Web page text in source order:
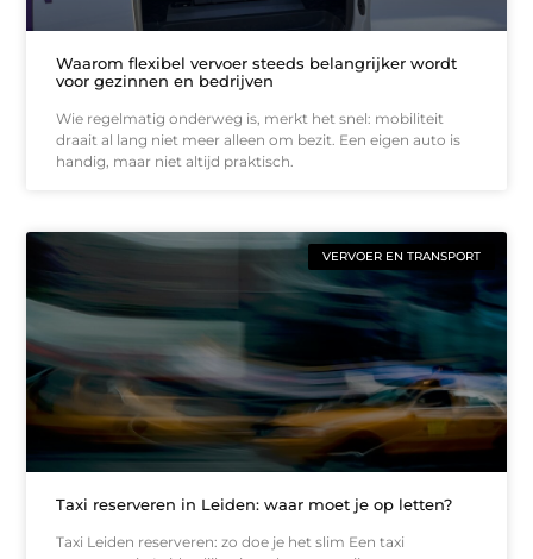
Waarom flexibel vervoer steeds belangrijker wordt
voor gezinnen en bedrijven
Wie regelmatig onderweg is, merkt het snel: mobiliteit
draait al lang niet meer alleen om bezit. Een eigen auto is
handig, maar niet altijd praktisch.
VERVOER EN TRANSPORT
Taxi reserveren in Leiden: waar moet je op letten?
Taxi Leiden reserveren: zo doe je het slim Een taxi